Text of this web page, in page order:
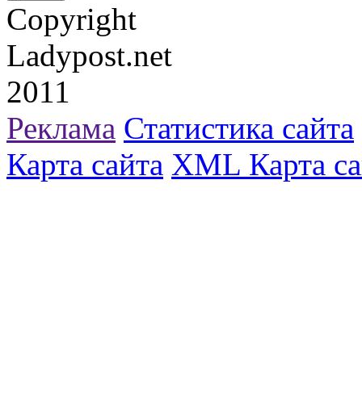
Copyright
Ladypost.net
2011
Реклама Статистика сайта
Карта сайта XML Карта